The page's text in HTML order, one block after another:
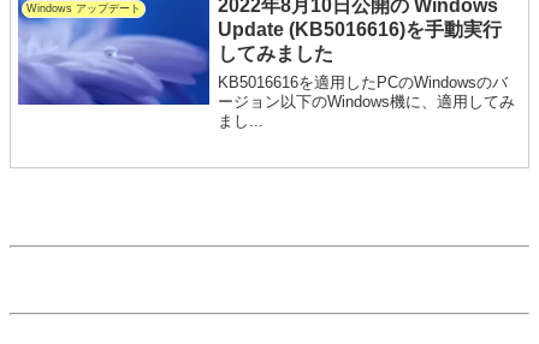
Windows アップデート
2022年8月10日公開の Windows
Update (KB5016616)を手動実行
してみました
KB5016616を適用したPCのWindowsのバ
ージョン以下のWindows機に、適用してみ
まし...